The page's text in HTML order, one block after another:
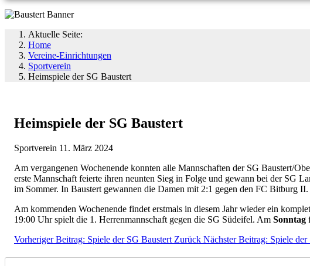
Aktuelle Seite:
Home
Vereine-Einrichtungen
Sportverein
Heimspiele der SG Baustert
Heimspiele der SG Baustert
Sportverein 11. März 2024
Am vergangenen Wochenende konnten alle Mannschaften der SG Baustert/
erste Mannschaft feierte ihren neunten Sieg in Folge und gewann bei der SG
im Sommer. In Baustert gewannen die Damen mit 2:1 gegen den FC Bitburg II.
Am kommenden Wochenende findet erstmals in diesem Jahr wieder ein
19:00 Uhr spielt die 1. Herrenmannschaft gegen die SG Südeifel. Am Sonntag
Vorheriger Beitrag: Spiele der SG Baustert Zurück Nächster Beitrag: Spiele der